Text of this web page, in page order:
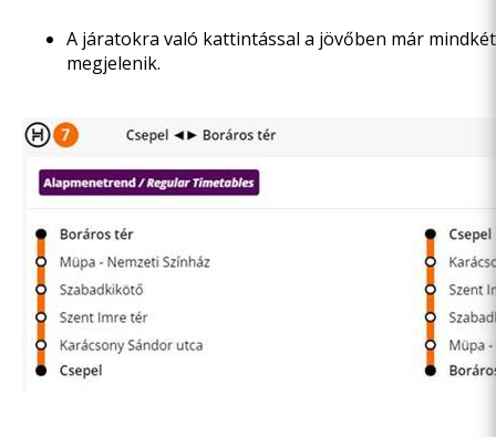
A járatokra való kattintással a jövőben már
megjelenik.